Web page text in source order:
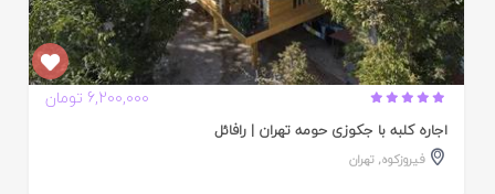
6,200,000 تومان
اجاره کلبه با جکوزی حومه تهران | رافائل
فیروزکوه,تهران